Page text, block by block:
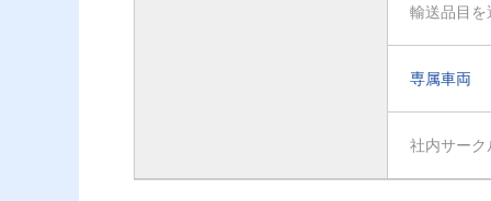
輸送品目を
専属車両
社内サーク